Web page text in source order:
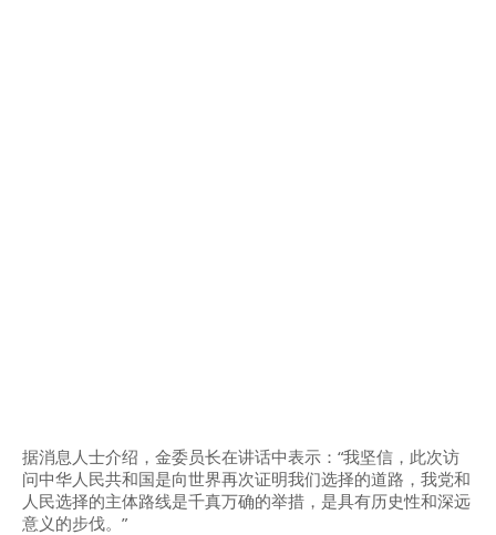
据消息人士介绍，金委员长在讲话中表示：“我坚信，此次访
问中华人民共和国是向世界再次证明我们选择的道路，我党和
人民选择的主体路线是千真万确的举措，是具有历史性和深远
意义的步伐。”